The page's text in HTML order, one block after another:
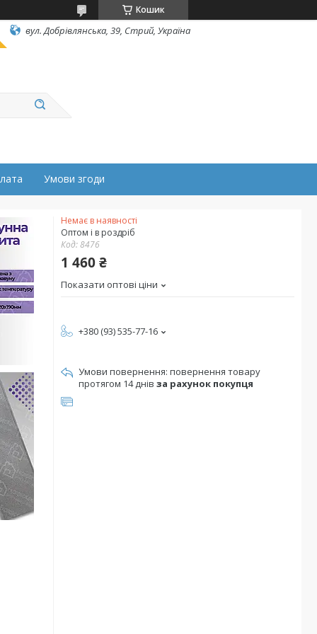
Кошик
вул. Добрівлянська, 39, Стрий, Україна
Умови згоди
Немає в наявності
Оптом і в роздріб
Код:8476
1 460 ₴
Показати оптові ціни
+380 (93) 535-77-16
повернення товару
протягом 14 днів за рахунок покупця